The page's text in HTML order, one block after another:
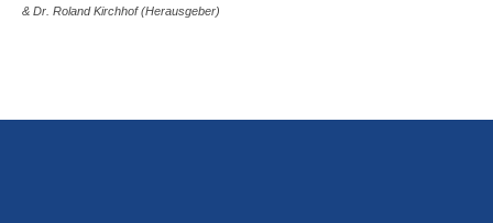
& Dr. Roland Kirchhof (Herausgeber)